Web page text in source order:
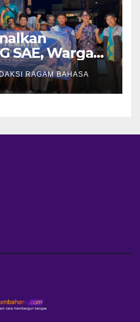
SAE, Warga
Diajak
Jadi Bernilai
RAGAM BAHASA